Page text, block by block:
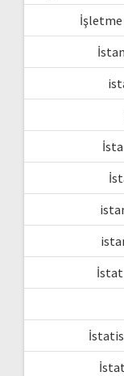
İşletme